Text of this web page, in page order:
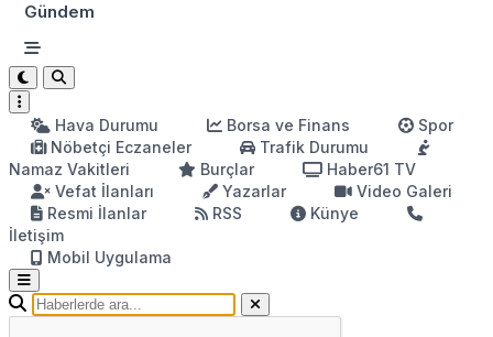
Gündem
Hava Durumu Borsa ve Finans
Spor
Nöbetçi Eczaneler
Trafik Durumu
Namaz Vakitleri
Burçlar
Haber61 TV
Vefat İlanları
Yazarlar
Video Galeri
Resmi İlanlar
RSS
Künye
İletişim
Mobil Uygulama